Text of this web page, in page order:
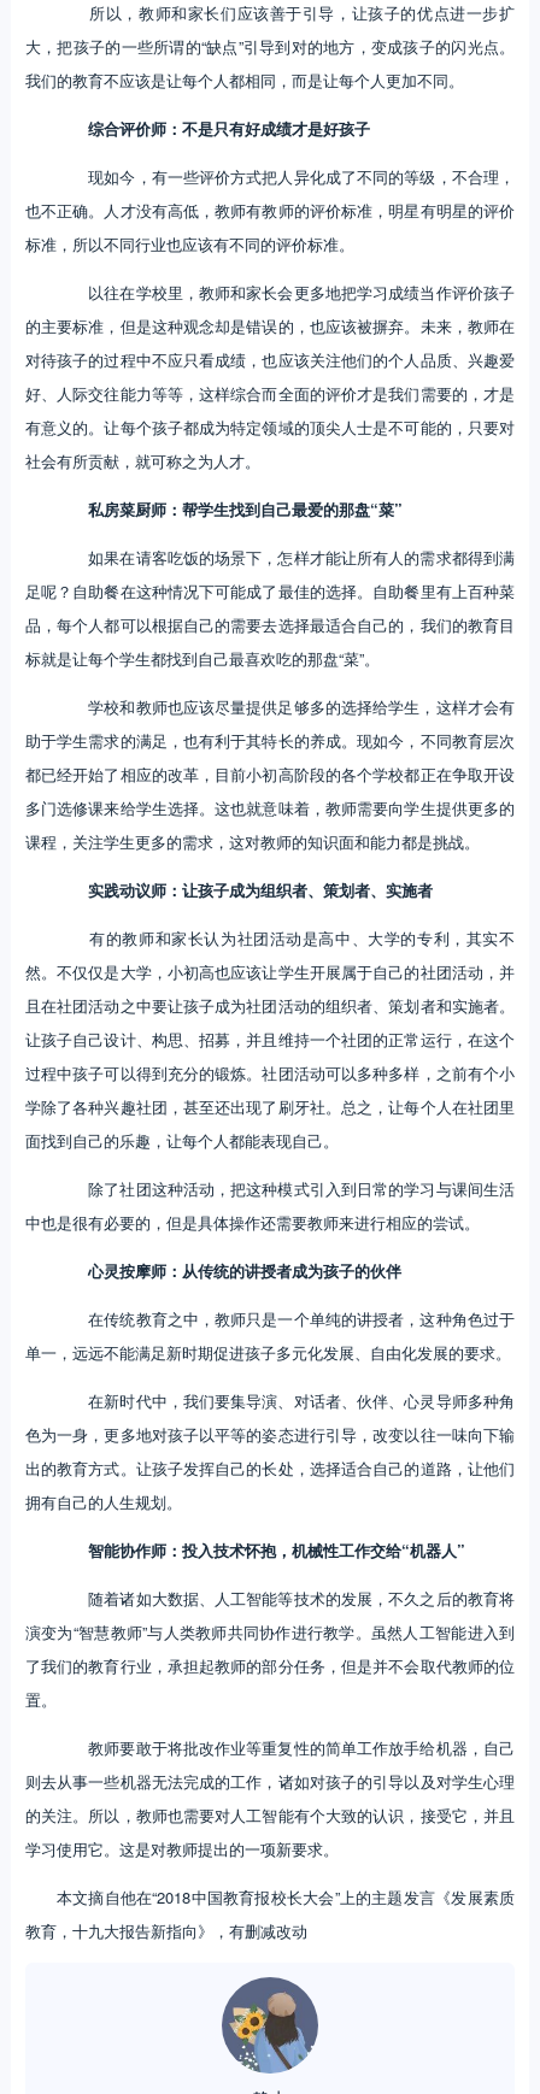
所以，教师和家长们应该善于引导，让孩子的优点进一步扩
大，把孩子的一些所谓的“缺点”引导到对的地方，变成孩子的闪光点。
我们的教育不应该是让每个人都相同，而是让每个人更加不同。
综合评价师：不是只有好成绩才是好孩子
现如今，有一些评价方式把人异化成了不同的等级，不合理，
也不正确。人才没有高低，教师有教师的评价标准，明星有明星的评价
标准，所以不同行业也应该有不同的评价标准。
以往在学校里，教师和家长会更多地把学习成绩当作评价孩子
的主要标准，但是这种观念却是错误的，也应该被摒弃。未来，教师在
对待孩子的过程中不应只看成绩，也应该关注他们的个人品质、兴趣爱
好、人际交往能力等等，这样综合而全面的评价才是我们需要的，才是
有意义的。让每个孩子都成为特定领域的顶尖人士是不可能的，只要对
社会有所贡献，就可称之为人才。
私房菜厨师：帮学生找到自己最爱的那盘“菜”
如果在请客吃饭的场景下，怎样才能让所有人的需求都得到满
足呢？自助餐在这种情况下可能成了最佳的选择。自助餐里有上百种菜
品，每个人都可以根据自己的需要去选择最适合自己的，我们的教育目
标就是让每个学生都找到自己最喜欢吃的那盘“菜”。
学校和教师也应该尽量提供足够多的选择给学生，这样才会有
助于学生需求的满足，也有利于其特长的养成。现如今，不同教育层次
都已经开始了相应的改革，目前小初高阶段的各个学校都正在争取开设
多门选修课来给学生选择。这也就意味着，教师需要向学生提供更多的
课程，关注学生更多的需求，这对教师的知识面和能力都是挑战。
实践动议师：让孩子成为组织者、策划者、实施者
有的教师和家长认为社团活动是高中、大学的专利，其实不
然。不仅仅是大学，小初高也应该让学生开展属于自己的社团活动，并
且在社团活动之中要让孩子成为社团活动的组织者、策划者和实施者。
让孩子自己设计、构思、招募，并且维持一个社团的正常运行，在这个
过程中孩子可以得到充分的锻炼。社团活动可以多种多样，之前有个小
学除了各种兴趣社团，甚至还出现了刷牙社。总之，让每个人在社团里
面找到自己的乐趣，让每个人都能表现自己。
除了社团这种活动，把这种模式引入到日常的学习与课间生活
中也是很有必要的，但是具体操作还需要教师来进行相应的尝试。
心灵按摩师：从传统的讲授者成为孩子的伙伴
在传统教育之中，教师只是一个单纯的讲授者，这种角色过于
单一，远远不能满足新时期促进孩子多元化发展、自由化发展的要求。
在新时代中，我们要集导演、对话者、伙伴、心灵导师多种角
色为一身，更多地对孩子以平等的姿态进行引导，改变以往一味向下输
出的教育方式。让孩子发挥自己的长处，选择适合自己的道路，让他们
拥有自己的人生规划。
智能协作师：投入技术怀抱，机械性工作交给“机器人”
随着诸如大数据、人工智能等技术的发展，不久之后的教育将
演变为“智慧教师”与人类教师共同协作进行教学。虽然人工智能进入到
了我们的教育行业，承担起教师的部分任务，但是并不会取代教师的位
置。
教师要敢于将批改作业等重复性的简单工作放手给机器，自己
则去从事一些机器无法完成的工作，诸如对孩子的引导以及对学生心理
的关注。所以，教师也需要对人工智能有个大致的认识，接受它，并且
学习使用它。这是对教师提出的一项新要求。
本文摘自他在“2018中国教育报校长大会”上的主题发言《发展素质
教育，十九大报告新指向》，有删减改动